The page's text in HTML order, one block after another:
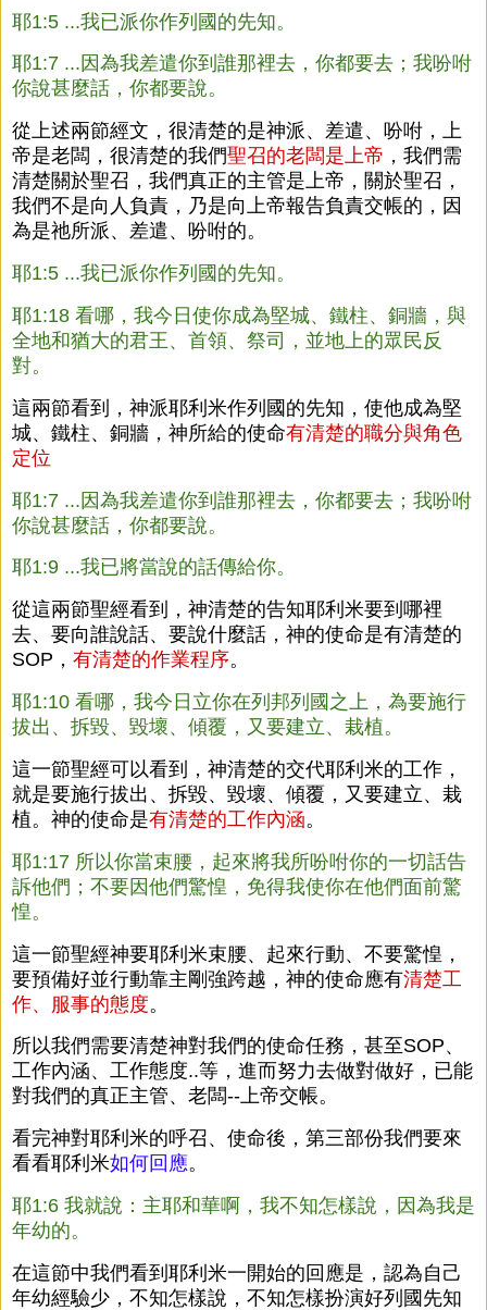
耶1:5 ...我已派你作列國的先知。
耶1:7 ...因為我差遣你到誰那裡去，你都要去；我吩咐
你說甚麼話，你都要說。
從上述兩節經文，很清楚的是神派、差遣、吩咐，上
帝是老闆，很清楚的我們聖召的老闆是上帝 ，我們需
清楚關於聖召，我們真正的主管是上帝，關於聖召，
我們不是向人負責，乃是向上帝報告負責交帳的，因
為是祂所派、差遣、吩咐的。
耶1:5 ...我已派你作列國的先知。
耶1:18 看哪，我今日使你成為堅城、鐵柱、銅牆，與
全地和猶大的君王、首領、祭司，並地上的眾民反
對。
這兩節看到，神派耶利米作列國的先知，使他成為堅
城、鐵柱、銅牆，神所給的使命有清楚的職分與角色
定位
耶1:7 ...因為我差遣你到誰那裡去，你都要去；我吩咐
你說甚麼話，你都要說。
耶1:9 ...我已將當說的話傳給你。
從這兩節聖經看到，神清楚的告知耶利米要到哪裡
去、要向誰說話、要說什麼話，神的使命是有清楚的
SOP， 有清楚的作業程序。
耶1:10 看哪，我今日立你在列邦列國之上，為要施行
拔出、拆毀、毀壞、傾覆，又要建立、栽植。
這一節聖經可以看到，神清楚的交代耶利米的工作，
就是要施行拔出、拆毀、毀壞、傾覆，又要建立、栽
植。神的使命是有清楚的工作內涵。
耶1:17 所以你當束腰，起來將我所吩咐你的一切話告
訴他們；不要因他們驚惶，免得我使你在他們面前驚
惶。
這一節聖經神要耶利米束腰、起來行動、不要驚惶，
要預備好並行動靠主剛強跨越，神的使命應有清楚工
作、服事的態度。
所以我們需要清楚神對我們的使命任務，甚至SOP、
工作內涵、工作態度..等，進而努力去做對做好，已能
對我們的真正主管、老闆--上帝交帳。
看完神對耶利米的呼召、使命後，第三部份我們要來
看看耶利米如何回應。
耶1:6 我就說：主耶和華啊，我不知怎樣說，因為我是
年幼的。
在這節中我們看到耶利米一開始的回應是，認為自己
年幼經驗少，不知怎樣說，不知怎樣扮演好列國先知